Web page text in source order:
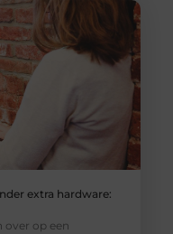
extra hardware:
over op een